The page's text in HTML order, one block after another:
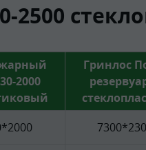
2000
Гринлос